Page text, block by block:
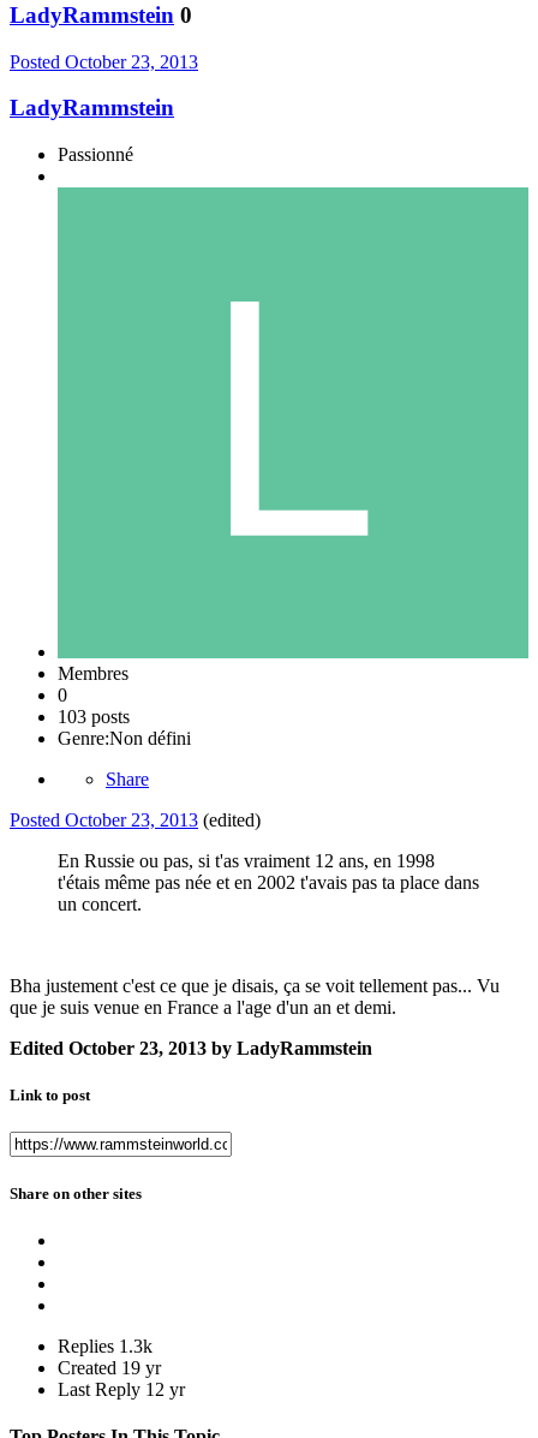
LadyRammstein 0
Posted October 23, 2013
LadyRammstein
Passionné
Membres
0
103 posts
Genre:Non défini
Share
Posted October 23, 2013 (edited)
En Russie ou pas, si t'as vraiment 12 ans, en 1998
t'étais même pas née et en 2002 t'avais pas ta place dans
un concert.
Bha justement c'est ce que je disais, ça se voit tellement pas... Vu
que je suis venue en France a l'age d'un an et demi.
Edited October 23, 2013 by LadyRammstein
Link to post
Share on other sites
Replies 1.3k
Created 19 yr
Last Reply 12 yr